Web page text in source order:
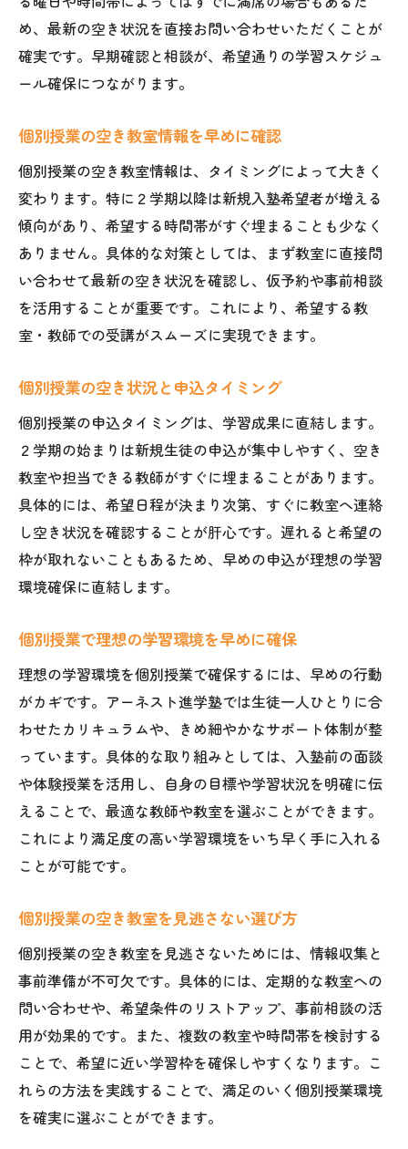
個別授業は早期申込で希望枠を確保
個別授業の空き教室情報を素早く入手
個別授業の安心を得るための早めの決断
個別授業の空き状況を早めに確認しよう
個別授業で理想の学習環境をいち早く確保
教室の雰囲気や講師の指導力を体験で実感しよ
う
個別授業の体験で教室の雰囲気を確認
個別授業の指導力を体感する体験授業
個別授業で講師との相性を見極める方法
個別授業の教室環境と講師の魅力を体感
個別授業の無料体験で納得の塾選び
志望校合格を目指す方に最適な個別授業の選び
個別授業で志望校合格への学習戦略
個別授業の強みを活かした塾選びのコツ
個別授業のカリキュラムで合格を目指す
個別授業の選び方と合格実績の見極め方
個別授業で志望校合格を現実にする方法
空き教室不足を乗り越えるための賢い塾選び術
個別授業の空き教室不足対策と塾選び
個別授業で希望の教室を確保する方法
個別授業の空き教室情報を見極めるコツ
個別授業の教室不足時の賢い選択方法
満足できる個別授業を確保するための最終チェ
ック
個別授業を選ぶ際の最終確認ポイント
個別授業の空き教室状況を事前に確認
個別授業の体験と面談で納得の選択を
個別授業の申込前に押さえるべき注意点
個別授業の教室や講師の質を再確認しよう
め、最新の空き状況を直接お問い合わせいただくことが
確実です。早期確認と相談が、希望通りの学習スケジュ
ール確保につながります。
個別授業の空き教室情報を早めに確認
個別授業の空き教室情報は、タイミングによって大きく
変わります。特に２学期以降は新規入塾希望者が増える
傾向があり、希望する時間帯がすぐ埋まることも少なく
ありません。具体的な対策としては、まず教室に直接問
い合わせて最新の空き状況を確認し、仮予約や事前相談
を活用することが重要です。これにより、希望する教
室・教師での受講がスムーズに実現できます。
個別授業の空き状況と申込タイミング
個別授業の申込タイミングは、学習成果に直結します。
２学期の始まりは新規生徒の申込が集中しやすく、空き
教室や担当できる教師がすぐに埋まることがあります。
具体的には、希望日程が決まり次第、すぐに教室へ連絡
し空き状況を確認することが肝心です。遅れると希望の
枠が取れないこともあるため、早めの申込が理想の学習
環境確保に直結します。
個別授業で理想の学習環境を早めに確保
理想の学習環境を個別授業で確保するには、早めの行動
がカギです。アーネスト進学塾では生徒一人ひとりに合
わせたカリキュラムや、きめ細やかなサポート体制が整
っています。具体的な取り組みとしては、入塾前の面談
や体験授業を活用し、自身の目標や学習状況を明確に伝
えることで、最適な教師や教室を選ぶことができます。
これにより満足度の高い学習環境をいち早く手に入れる
ことが可能です。
個別授業の空き教室を見逃さない選び方
個別授業の空き教室を見逃さないためには、情報収集と
事前準備が不可欠です。具体的には、定期的な教室への
問い合わせや、希望条件のリストアップ、事前相談の活
用が効果的です。また、複数の教室や時間帯を検討する
ことで、希望に近い学習枠を確保しやすくなります。こ
れらの方法を実践することで、満足のいく個別授業環境
を確実に選ぶことができます。